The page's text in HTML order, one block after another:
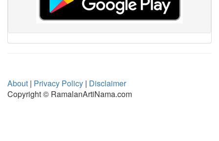
About | Privacy Policy | Disclaimer
Copyright © RamalanArtiNama.com